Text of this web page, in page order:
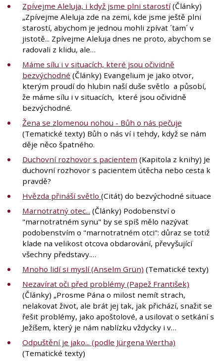
Zpívejme Aleluja, i když jsme plni starostí(Články)
„Zpívejme Aleluja zde na zemi, kde jsme ještě plni
starostí, abychom je jednou mohli zpívat ´tam´ v
jistotě... Zpívejme Aleluja dnes ne proto, abychom se
radovali z klidu, ale…
Máme sílu i v situacích, které jsou očividně
bezvýchodné (Články) Evangelium je jako otvor,
kterým proudí do hlubin naší duše světlo a působí,
že máme sílu i v situacích, které jsou očividně
bezvýchodné.
Žena se zlomenou nohou - Bůh o nás pečuje
(Tematické texty) Bůh o nás ví i tehdy, když se nám
děje něco špatného.
Duchovní rozhovor s pacientem (Kapitola z knihy) Je
duchovní rozhovor s pacientem útěcha nebo cesta k
pravdě?
Hvězda přináší světlo (Citát) do bezvýchodné situace
Marnotratný otec... (Články) Podobenství o
"marnotratném synu" by se spíš mělo nazývat
podobenstvím o "marnotratném otci": důraz se totiž
klade na velikost otcova obdarování, převyšující
všechny představy.…
Mnoho lidí si myslí (Anselm Grün) (Tematické texty)
Nezavírat oči před problémy (Papež František)
(Články) „Prosme Pána o milost nemít strach,
nelakovat život, ale brát jej tak, jak přichází, snažit se
řešit problémy, jako apoštolové, a usilovat o setkání s
Ježíšem, který je nám nablízku vždycky i v…
Odpuštění je jako... (podle Jürgena Wertha)
(Tematické texty)